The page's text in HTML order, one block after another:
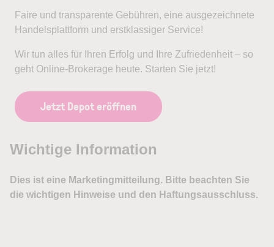
Faire und transparente Gebühren, eine ausgezeichnete
Handelsplattform und erstklassiger Service!
Wir tun alles für Ihren Erfolg und Ihre Zufriedenheit – so
geht Online-Brokerage heute. Starten Sie jetzt!
Jetzt Depot eröffnen